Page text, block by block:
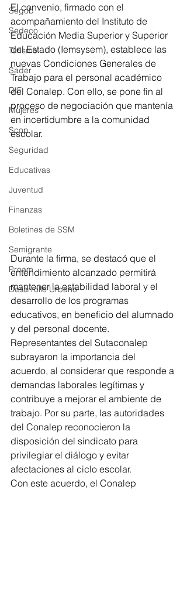
Segob
Sedeco
Turismo
Sader
DIF
Mujeres
Scop
Seguridad
Educativas
Juventud
Finanzas
Boletines de SSM
Semigrante
Proam
Desarrollo Urbano
El convenio, firmado con el
acompañamiento del Instituto de
Educación Media Superior y Superior
del Estado (Iemsysem), establece las
nuevas Condiciones Generales de
Trabajo para el personal académico
del Conalep. Con ello, se pone fin al
proceso de negociación que mantenía
en incertidumbre a la comunidad
escolar.
Durante la firma, se destacó que el
entendimiento alcanzado permitirá
mantener la estabilidad laboral y el
desarrollo de los programas
educativos, en beneficio del alumnado
y del personal docente.
Representantes del Sutaconalep
subrayaron la importancia del
acuerdo, al considerar que responde a
demandas laborales legítimas y
contribuye a mejorar el ambiente de
trabajo. Por su parte, las autoridades
del Conalep reconocieron la
disposición del sindicato para
privilegiar el diálogo y evitar
afectaciones al ciclo escolar.
Con este acuerdo, el Conalep